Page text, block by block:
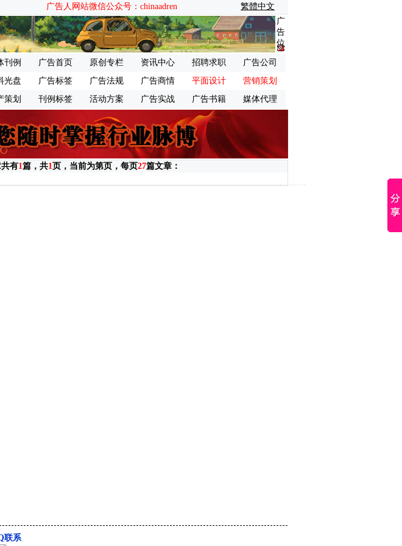
广告人网站微信公众号：chinaadren
繁體中文
广
告
位
刊例 广告首页 原创专栏 资讯中心 招聘求职
广告公司
光盘 广告标签 广告法规 广告商情 平面设计
营销策划
策划 刊例标签 活动方案 广告实战 广告书籍 媒体代理
有1篇，共1页，当前为第页，每页27篇文章：
联系